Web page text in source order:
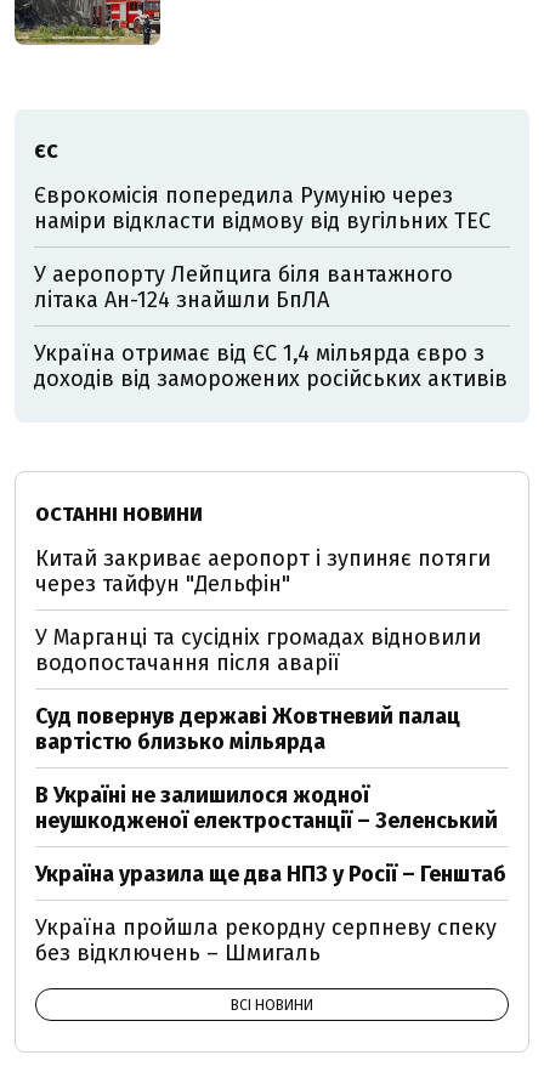
ЄС
Єврокомісія попередила Румунію через
наміри відкласти відмову від вугільних ТЕС
У аеропорту Лейпцига біля вантажного
літака Ан-124 знайшли БпЛА
Україна отримає від ЄС 1,4 мільярда євро з
доходів від заморожених російських активів
ОСТАННІ НОВИНИ
Китай закриває аеропорт і зупиняє потяги
через тайфун "Дельфін"
У Марганці та сусідніх громадах відновили
водопостачання після аварії
Суд повернув державі Жовтневий палац
вартістю близько мільярда
В Україні не залишилося жодної
неушкодженої електростанції – Зеленський
Україна уразила ще два НПЗ у Росії – Генштаб
Україна пройшла рекордну серпневу спеку
без відключень – Шмигаль
ВСІ НОВИНИ